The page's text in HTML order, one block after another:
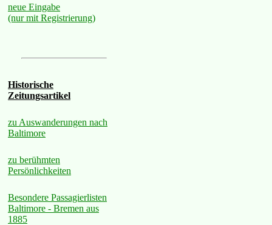
neue Eingabe
(nur mit Registrierung)
Historische
Zeitungsartikel
zu Auswanderungen nach
Baltimore
zu berühmten
Persönlichkeiten
Besondere Passagierlisten
Baltimore - Bremen aus
1885